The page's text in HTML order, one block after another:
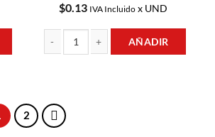
$0.13 IVA Incluido x UND
AÑADIR
2